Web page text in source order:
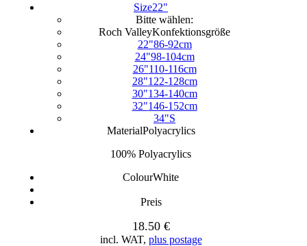
Size22"
Bitte wählen:
Roch ValleyKonfektionsgröße
22"86-92cm
24"98-104cm
26"110-116cm
28"122-128cm
30"134-140cm
32"146-152cm
34"S
MaterialPolyacrylics
100% Polyacrylics
ColourWhite
Preis
18.50 €
incl. WAT, plus postage